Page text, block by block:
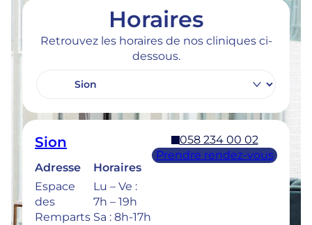
Horaires
Retrouvez les horaires de nos cliniques ci-
dessous.
Sion
Adresse
Espace
des
Remparts
Horaires
Lu – Ve :
7h – 19h
Sa : 8h-17h
058 234 00 02
Prendre rendez-vous